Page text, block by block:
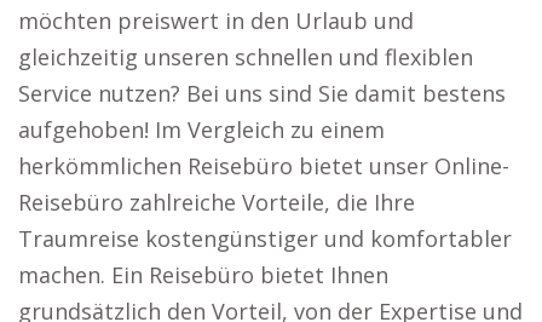
möchten preiswert in den Urlaub und
gleichzeitig unseren schnellen und flexiblen
Service nutzen? Bei uns sind Sie damit bestens
aufgehoben! Im Vergleich zu einem
herkömmlichen Reisebüro bietet unser Online-
Reisebüro zahlreiche Vorteile, die Ihre
Traumreise kostengünstiger und komfortabler
machen. Ein Reisebüro bietet Ihnen
grundsätzlich den Vorteil, von der Expertise und